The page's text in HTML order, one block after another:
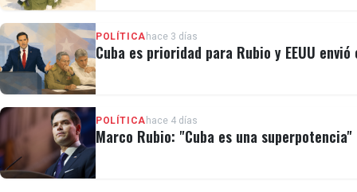
POLÍTICA hace 3 días
Cuba es prioridad para Rubio y EEUU
POLÍTICA hace 4 días
Marco Rubio: "Cuba es una